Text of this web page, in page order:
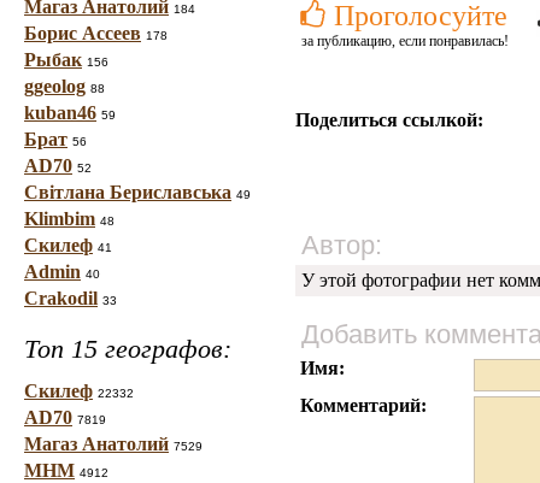
Магаз Анатолий 184
Борис Ассеев 178
Рыбак 156
ggeolog 88
kuban46 59
Брат 56
AD70 52
Світлана Бериславська 49
Klimbim 48
Скилеф 41
Admin 40
Crakodil 33
Топ 15 географов:
Скилеф 22332
AD70 7819
Магаз Анатолий 7529
МНМ 4912
Проголосуйте
за публикацию, если понравилась!
Поделиться ссылкой:
Автор:
У этой фотографии нет
Добавить
Имя:
Комментарий: